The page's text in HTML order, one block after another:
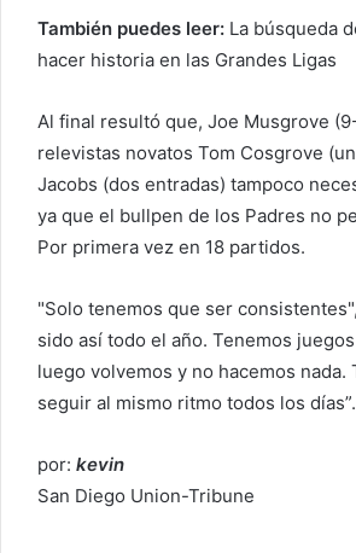
También puedes leer: La búsqueda
hacer historia en las Grandes Ligas
Al final resultó que, Joe Musgrove
relevistas novatos Tom Cosgrove
Jacobs (dos entradas) tampoco
ya que el bullpen de los Padres no
Por primera vez en 18 partidos.
"Solo tenemos que ser
sido así todo el año. Tenemos
luego volvemos y no hacemos nada.
seguir al mismo ritmo todos los días”.
por: kevin
San Diego Union-Tribune